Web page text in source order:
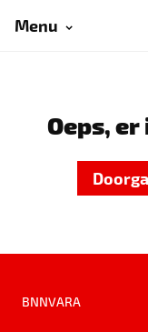
Menu
Oeps,
BNNVARA